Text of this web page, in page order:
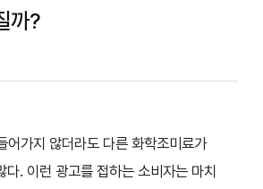
까?
어가지 않더라도 다른 화학조미료가
다. 이런 광고를 접하는 소비자는 마치